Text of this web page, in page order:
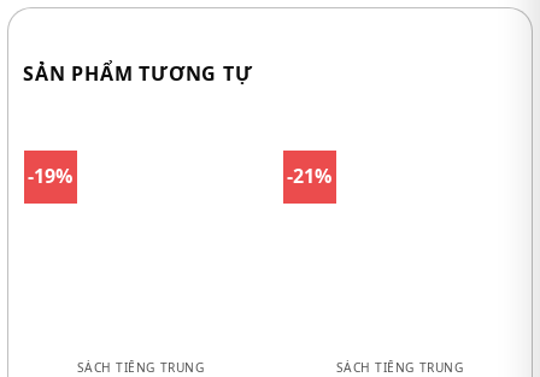
SẢN PHẨM TƯƠNG TỰ
-19%
SÁCH TIẾNG TRUNG
-21%
SÁCH TIẾNG TRUNG